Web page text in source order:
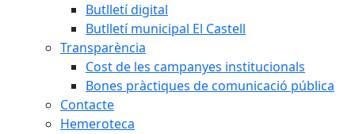
Butlletí digital
Butlletí municipal El Castell
Transparència
Cost de les campanyes institucionals
Bones pràctiques de comunicació pública
Contacte
Hemeroteca